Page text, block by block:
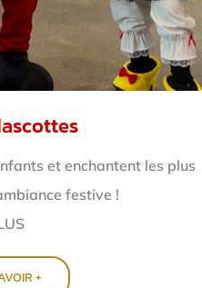
et enchantent les plus
festive !
+